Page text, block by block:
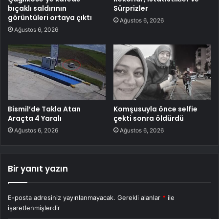
bıçaklı saldırının
görüntüleri ortaya çıktı
Ağustos 6, 2026
Sürprizler
Ağustos 6, 2026
Bismil’de Takla Atan
Araçta 4 Yaralı
Ağustos 6, 2026
Komşusuyla önce selfie
çekti sonra öldürdü
Ağustos 6, 2026
Bir yanıt yazın
E-posta adresiniz yayınlanmayacak. Gerekli alanlar * ile
işaretlenmişlerdir